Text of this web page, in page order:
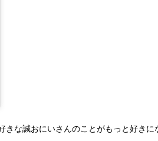
な誠おにいさんのことがもっと好きに